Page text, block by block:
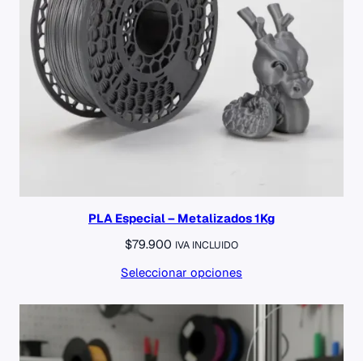
PLA Especial – Metalizados 1Kg
$79.900 IVA INCLUIDO
Seleccionar opciones